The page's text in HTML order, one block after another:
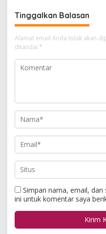
Tinggalkan Balasan
Alamat email Anda tidak akan
ditandai *
Simpan nama, email,
ini untuk komentar saya